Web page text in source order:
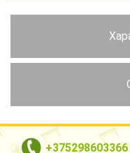
+375298603366